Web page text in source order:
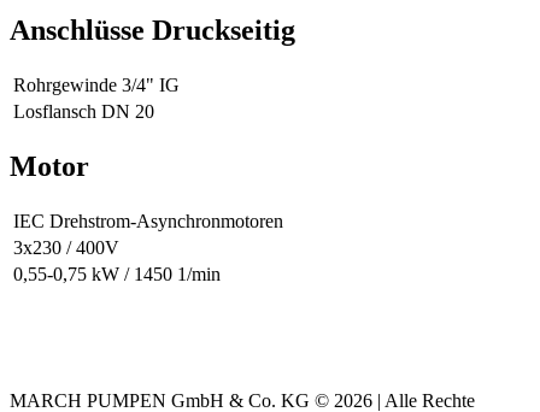
Anschlüsse Druckseitig
Rohrgewinde 3/4" IG
Losflansch DN 20
Motor
IEC Drehstrom-Asynchronmotoren
3x230 / 400V
0,55-0,75 kW / 1450 1/min
MARCH PUMPEN GmbH & Co. KG © 2026 | Alle Rechte